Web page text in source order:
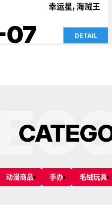
幸运星，海贼王
07 DETAIL
CATEG
动漫商品 手办 毛绒玩具